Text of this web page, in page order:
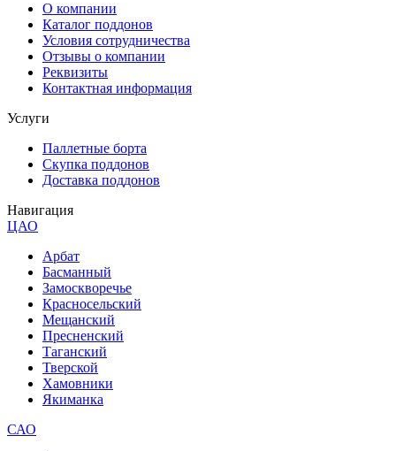
О компании
Каталог поддонов
Условия сотрудничества
Отзывы о компании
Реквизиты
Контактная информация
Услуги
Паллетные борта
Скупка поддонов
Доставка поддонов
Навигация
ЦАО
Арбат
Басманный
Замоскворечье
Красносельский
Мещанский
Пресненский
Таганский
Тверской
Хамовники
Якиманка
САО